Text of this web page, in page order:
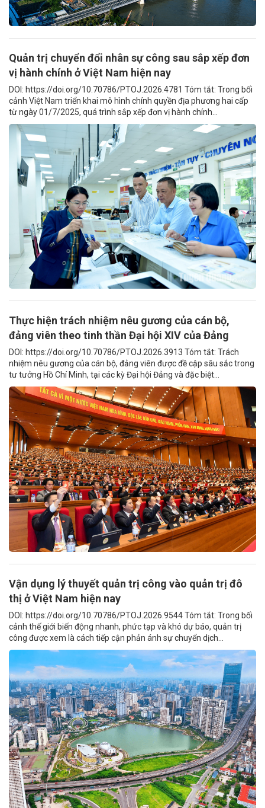
Quản trị chuyển đổi nhân sự công sau sắp xếp đơn
vị hành chính ở Việt Nam hiện nay
DOI: https://doi.org/10.70786/PTOJ.2026.4781 Tóm tắt: Trong bối
cảnh Việt Nam triển khai mô hình chính quyền địa phương hai cấp
từ ngày 01/7/2025, quá trình sắp xếp đơn vị hành chính...
Thực hiện trách nhiệm nêu gương của cán bộ,
đảng viên theo tinh thần Đại hội XIV của Đảng
DOI: https://doi.org/10.70786/PTOJ.2026.3913 Tóm tắt: Trách
nhiệm nêu gương của cán bộ, đảng viên được đề cập sâu sắc trong
tư tưởng Hồ Chí Minh, tại các kỳ Đại hội Đảng và đặc biệt...
Vận dụng lý thuyết quản trị công vào quản trị đô
thị ở Việt Nam hiện nay
DOI: https://doi.org/10.70786/PTOJ.2026.9544 Tóm tắt: Trong bối
cảnh thế giới biến động nhanh, phức tạp và khó dự báo, quản trị
công được xem là cách tiếp cận phản ánh sự chuyển dịch...